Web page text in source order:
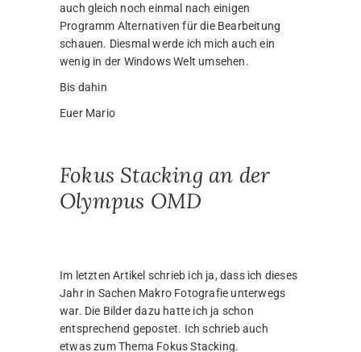
auch gleich noch einmal nach einigen
Programm Alternativen für die Bearbeitung
schauen. Diesmal werde ich mich auch ein
wenig in der Windows Welt umsehen.
Bis dahin
Euer Mario
Fokus Stacking an der
Olympus OMD
Im letzten Artikel schrieb ich ja, dass ich dieses
Jahr in Sachen Makro Fotografie unterwegs
war. Die Bilder dazu hatte ich ja schon
entsprechend gepostet. Ich schrieb auch
etwas zum Thema Fokus Stacking.